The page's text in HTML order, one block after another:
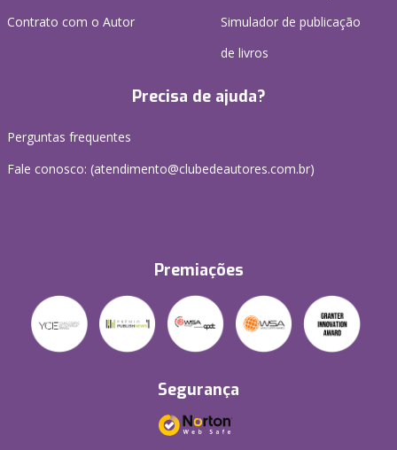
Contrato com o Autor
Simulador de publicação
de livros
Precisa de ajuda?
Perguntas frequentes
Fale conosco: (atendimento@clubedeautores.com.br)
Premiações
Segurança